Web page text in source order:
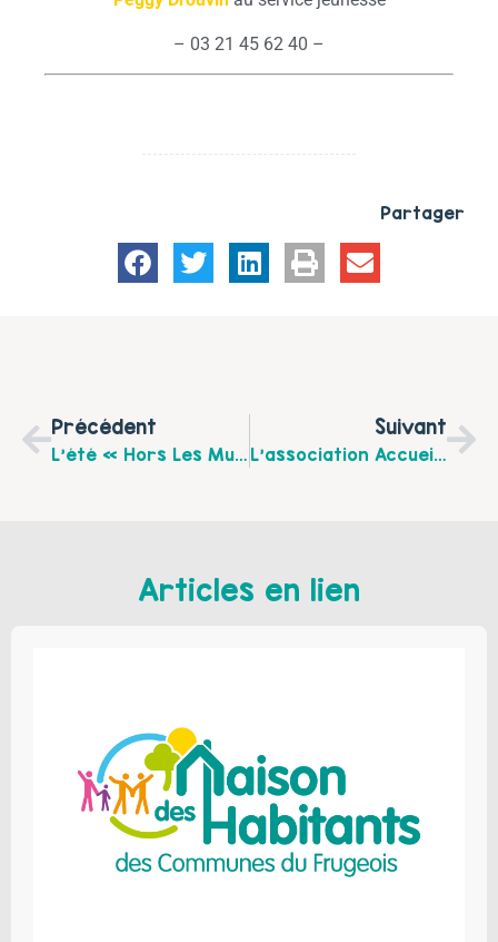
– 03 21 45 62 40 –
Partager
Précédent
L’été « Hors Les Murs » Pour Les Centres Sociaux De Mazingarbe
Suivant
L’association Accueil 9 De Cœur Fête Ses 30 Ans ! Le Mardi 24 Septembre Après-Midi
Articles en lien